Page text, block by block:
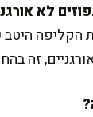
היטב
זה